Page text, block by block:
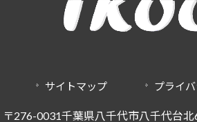
サイトマップ プライ
〒276-0031千葉県八千代市八千代台